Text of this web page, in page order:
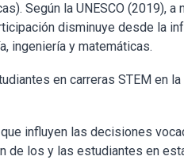
Según la UNESCO (2019),
disminuye desde la
ingeniería y matemáticas.
en carreras STEM en la
influyen las decisiones
de los y las estudiantes en